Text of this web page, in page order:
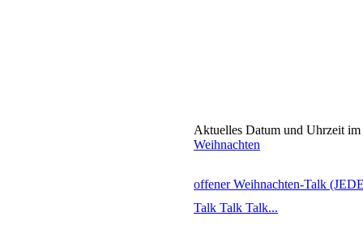
Aktuelles Datum und Uhrzeit
Weihnachten
offener Weihnachten-Talk
Talk Talk Talk...